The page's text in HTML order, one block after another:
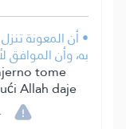
• أن المعونة
به، وأن الموافق
tome
Allah daje